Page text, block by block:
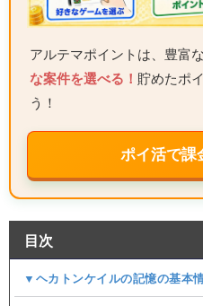
アルテマポイントは、豊富
な案件を選べる！ 貯めたポ
う！
ポイ活で課
目次
▼ヘカトンケイルの記憶の基本